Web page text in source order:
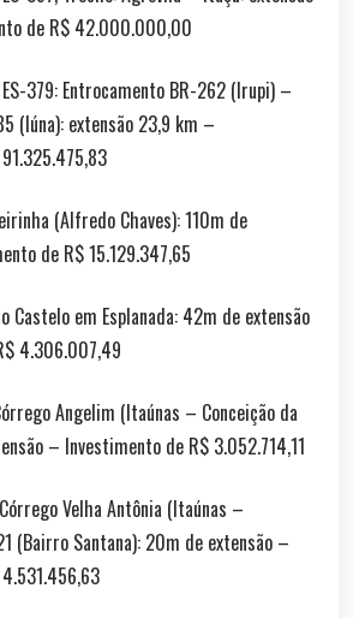
de R$ 42.000.000,00
379: Entrocamento BR-262 (Irupi) –
(Iúna): extensão 23,9 km –
(Alfredo Chaves): 110m de
de R$ 15.129.347,65
Castelo em Esplanada: 42m de extensão
4.306.007,49
Angelim (Itaúnas – Conceição da
– Investimento de R$ 3.052.714,11
Velha Antônia (Itaúnas –
(Bairro Santana): 20m de extensão –